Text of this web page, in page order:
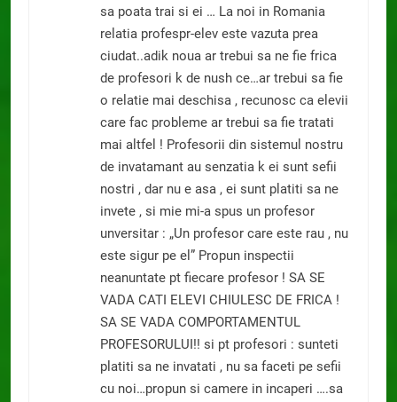
sa poata trai si ei … La noi in Romania
relatia profespr-elev este vazuta prea
ciudat..adik noua ar trebui sa ne fie frica
de profesori k de nush ce…ar trebui sa fie
o relatie mai deschisa , recunosc ca elevii
care fac probleme ar trebui sa fie tratati
mai altfel ! Profesorii din sistemul nostru
de invatamant au senzatia k ei sunt sefii
nostri , dar nu e asa , ei sunt platiti sa ne
invete , si mie mi-a spus un profesor
unversitar : „Un profesor care este rau , nu
este sigur pe el” Propun inspectii
neanuntate pt fiecare profesor ! SA SE
VADA CATI ELEVI CHIULESC DE FRICA !
SA SE VADA COMPORTAMENTUL
PROFESORULUI!! si pt profesori : sunteti
platiti sa ne invatati , nu sa faceti pe sefii
cu noi…propun si camere in incaperi ….sa